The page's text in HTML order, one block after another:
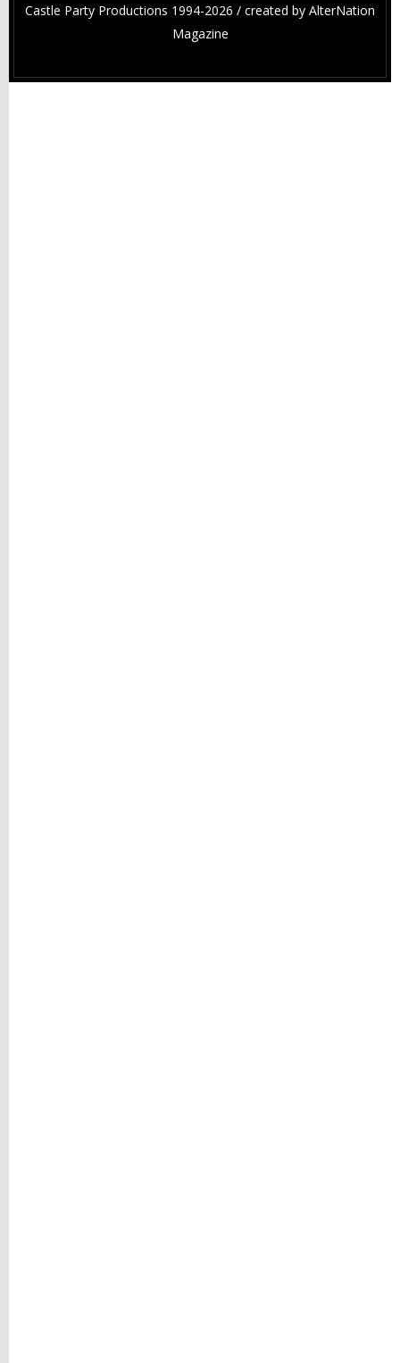
Castle Party Productions 1994-2026 / created by AlterNation
Magazine